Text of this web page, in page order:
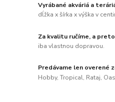
Vyrábané akváriá a
dĺžka x šírka x výška v
Za kvalitu ručíme, a
iba vlastnou dopravou.
Predávame len overené
Hobby, Tropical, Rataj,